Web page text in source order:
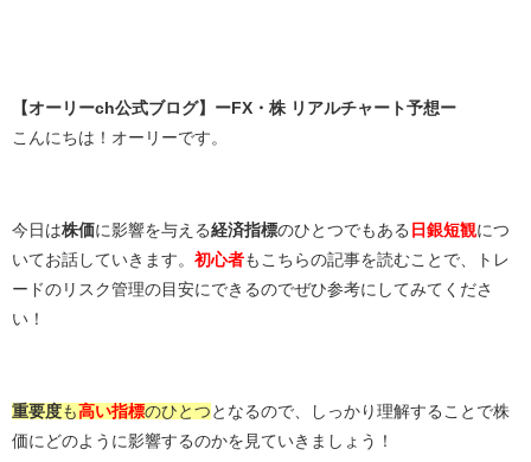
【オーリーch公式ブログ】ーFX・株 リアルチャート予想ー
こんにちは！オーリーです。
今日は株価に影響を与える経済指標のひとつでもある 日銀短観につ
いてお話していきます。 初心者もこちらの記事を読むことで、トレ
ードのリスク管理の目安にできるのでぜひ参考にしてみてくださ
い！
重要度も高い指標のひとつ となるので、しっかり理解することで株
価にどのように影響するのかを見ていきましょう！